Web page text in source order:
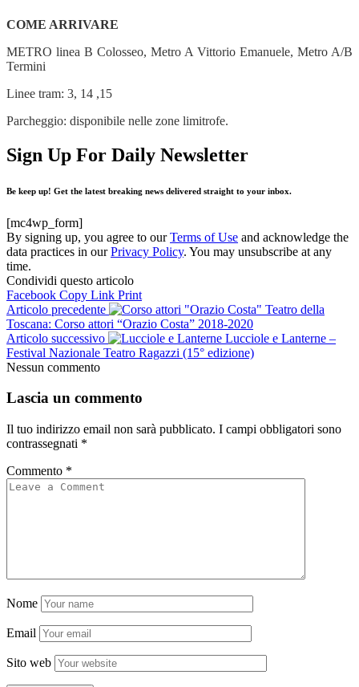
COME ARRIVARE
METRO linea B Colosseo, Metro A Vittorio Emanuele, Metro A/B
Termini
Linee tram: 3, 14 ,15
Parcheggio: disponibile nelle zone limitrofe.
Sign Up For Daily Newsletter
Be keep up! Get the latest breaking news delivered straight to your inbox.
[mc4wp_form]
By signing up, you agree to ourTerms of Use and acknowledge the
data practices in ourPrivacy Policy. You may unsubscribe at any
time.
Condividi questo articolo
Facebook Copy Link Print
Articolo precedente
Teatro della
Toscana: Corso attori “Orazio Costa” 2018-2020
Articolo successivo
Lucciole e Lanterne –
Festival Nazionale Teatro Ragazzi (15° edizione)
Nessun commento
Lascia un commento
Il tuo indirizzo email non sarà pubblicato. I campi obbligatori sono
contrassegnati *
Commento *
Nome
Email
Sito web